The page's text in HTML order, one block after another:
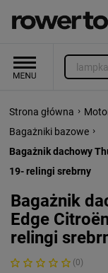
Strona główna ›
Bagażniki bazowe ›
Bagażnik dachowy
19- relingi srebrny
Bagażnik
Edge
relingi
(0)